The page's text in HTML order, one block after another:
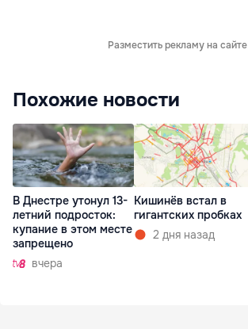
Разместить рекламу на сайте
Похожие новости
В Днестре утонул 13-
летний подросток:
купание в этом месте
запрещено
вчера
Кишинёв встал в
гигантских пробках
2 дня назад